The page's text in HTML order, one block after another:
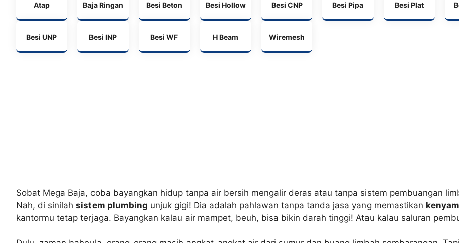
Atap Baja Ringan Besi Beton Besi Hollow Besi CNP Besi Pipa Besi Plat
Besi UNP Besi INP Besi WF H Beam Wiremesh
Sobat Mega Baja, coba bayangkan hidup tanpa air bersih mengalir deras atau tanpa sistem pembuangan
Nah, di sinilah sistem plumbing unjuk gigi! Dia adalah pahlawan tanpa tanda jasa yang memastikan
kantormu tetap terjaga. Bayangkan kalau air mampet, beuh, bisa bikin darah tinggi! Atau kalau saluran